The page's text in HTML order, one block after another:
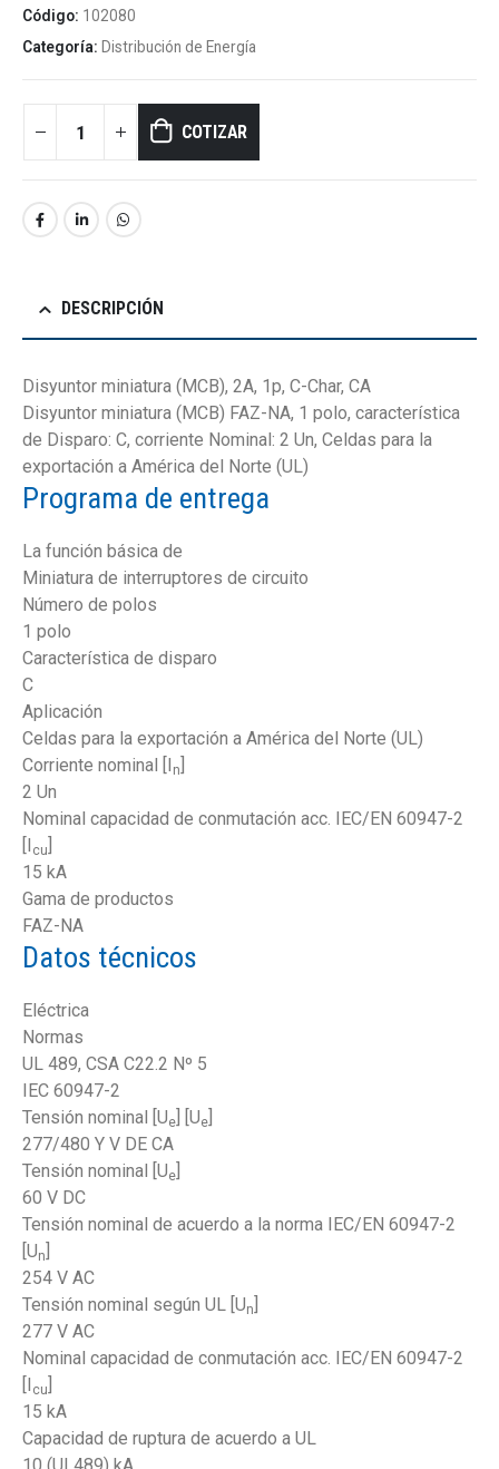
Código: 102080
Categoría: Distribución de Energía
COTIZAR
DESCRIPCIÓN
Disyuntor miniatura (MCB), 2A, 1p, C-Char, CA
Disyuntor miniatura (MCB) FAZ-NA, 1 polo, característica
de Disparo: C, corriente Nominal: 2 Un, Celdas para la
exportación a América del Norte (UL)
Programa de entrega
La función básica de
Miniatura de interruptores de circuito
Número de polos
1 polo
Característica de disparo
C
Aplicación
Celdas para la exportación a América del Norte (UL)
Corriente nominal [I n
2 Un
Nominal capacidad de conmutación acc. IEC/EN 60947-2
[I cu
15 kA
Gama de productos
FAZ-NA
Datos técnicos
Eléctrica
Normas
UL 489, CSA C22.2 Nº 5
IEC 60947-2
Tensión nominal [Ue ] [Ue
277/480 Y V DE CA
Tensión nominal [Ue
60 V DC
Tensión nominal de acuerdo a la norma IEC/EN 60947-2
[Un
254 V AC
Tensión nominal según UL [Un
277 V AC
Nominal capacidad de conmutación acc. IEC/EN 60947-2
[I cu
15 kA
Capacidad de ruptura de acuerdo a UL